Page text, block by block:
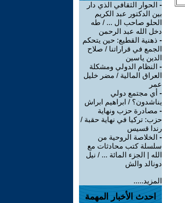
- الحوار الثقافي الذي دار
بين الدكتور عبد الكريم
الحلو صاحب ال ... / طه
دخل الله عبد الرحمن
- ذهنية القطيع: حين يتحكم
الجمع في قراراتنا / صلاح
الدين ياسين
- النظام الدولي ومشكلة
العراق المالية / مضر خليل
عمر
- أي مجتمع دولي
يناشدون؟ / ابراهيم ابراش
- مصادرة حزب ونهاية
حزب: تركيا في نهاية حقبة /
رندا قسيس
- الخلاصة الروحية من
سلسلة كتب محادثات مع
الله | الجزء المائة ... / نيل
دونالد والش
المزيد.....
احدث الأخبار المهمة